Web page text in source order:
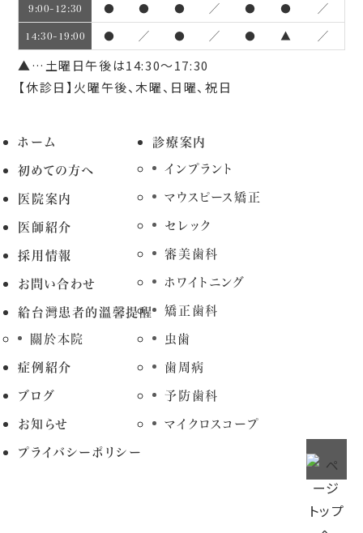
9:00~12:30 ● ● ● ／ ● ● ／
14:30~19:00 ● ／ ● ／ ● ▲ ／
▲…土曜日午後は14:30～17:30
【休診日】火曜午後、木曜、日曜、祝日
ホーム
初めての方へ
医院案内
医師紹介
採用情報
お問い合わせ
給台灣患者的溫馨提醒
關於本院
症例紹介
ブログ
お知らせ
プライバシーポリシー
診療案内
インプラント
マウスピース矯正
セレック
審美歯科
ホワイトニング
矯正歯科
虫歯
歯周病
予防歯科
マイクロスコープ